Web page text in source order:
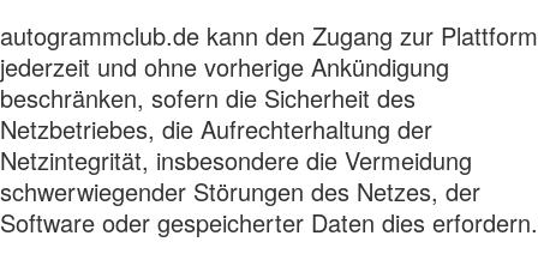
autogrammclub.de kann den Zugang zur Plattform
jederzeit und ohne vorherige Ankündigung
beschränken, sofern die Sicherheit des
Netzbetriebes, die Aufrechterhaltung der
Netzintegrität, insbesondere die Vermeidung
schwerwiegender Störungen des Netzes, der
Software oder gespeicherter Daten dies erfordern.